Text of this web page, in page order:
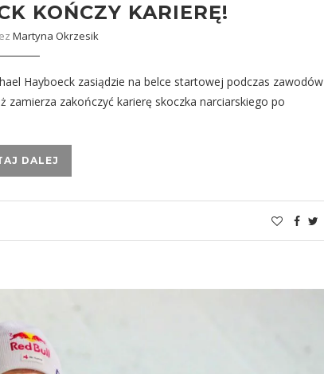
KOŃCZY KARIERĘ!
Martyna Okrzesik
Hayboeck zasiądzie na belce startowej podczas zawodów
zakończyć karierę skoczka narciarskiego po
DALEJ